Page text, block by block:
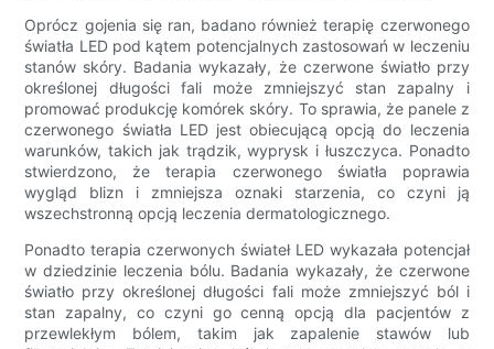
Oprócz gojenia się ran, badano również terapię czerwonego
światła LED pod kątem potencjalnych zastosowań w leczeniu
stanów skóry. Badania wykazały, że czerwone światło przy
określonej długości fali może zmniejszyć stan zapalny i
promować produkcję komórek skóry. To sprawia, że ​​panele z
czerwonego światła LED jest obiecującą opcją do leczenia
warunków, takich jak trądzik, wyprysk i łuszczyca. Ponadto
stwierdzono, że terapia czerwonego światła poprawia
wygląd blizn i zmniejsza oznaki starzenia, co czyni ją
wszechstronną opcją leczenia dermatologicznego.
Ponadto terapia czerwonych świateł LED wykazała potencjał
w dziedzinie leczenia bólu. Badania wykazały, że czerwone
światło przy określonej długości fali może zmniejszyć ból i
stan zapalny, co czyni go cenną opcją dla pacjentów z
przewlekłym bólem, takim jak zapalenie stawów lub